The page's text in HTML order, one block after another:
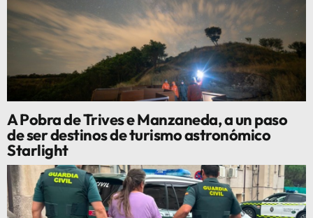
A Pobra de Trives e Manzaneda, a un paso
de ser destinos de turismo astronómico
Starlight